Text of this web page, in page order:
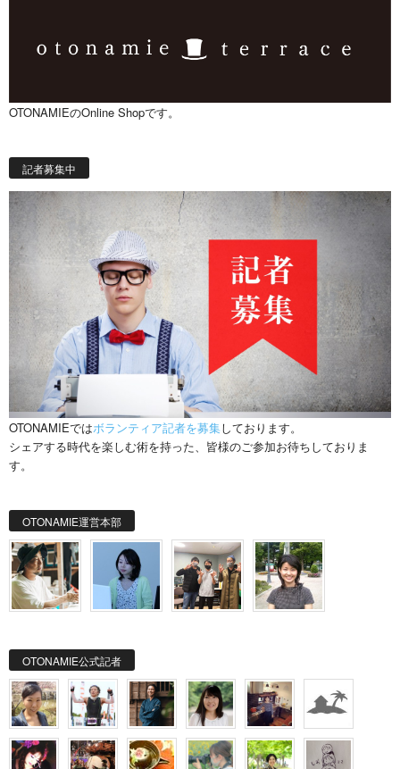
OTONAMIEのOnline Shopです。
記者募集中
OTONAMIEではボランティア記者を募集しております。
シェアする時代を楽しむ術を持った、皆様のご参加お待ちしておりま
す。
OTONAMIE運営本部
OTONAMIE公式記者